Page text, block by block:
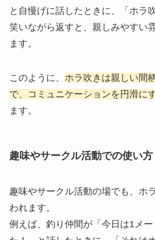
と自慢げに話したときに、「ホラ
笑いながら返すと、親しみやすい
ます。
このように、 ホラ吹きは親しい間
で、コミュニケーションを円滑に
ます。
趣味やサークル活動での使い方
趣味やサークル活動の場でも、ホ
われます。
例えば、釣り仲間が「今日は1メ